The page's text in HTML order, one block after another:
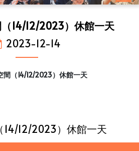
14/12/2023）休館一天
2023-12-14
間（14/12/2023）休館一天
14/12/2023）休館一天